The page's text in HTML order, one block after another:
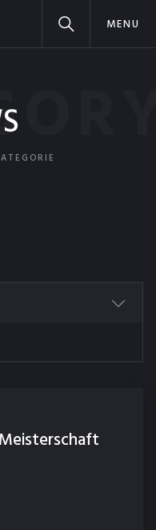
MENU